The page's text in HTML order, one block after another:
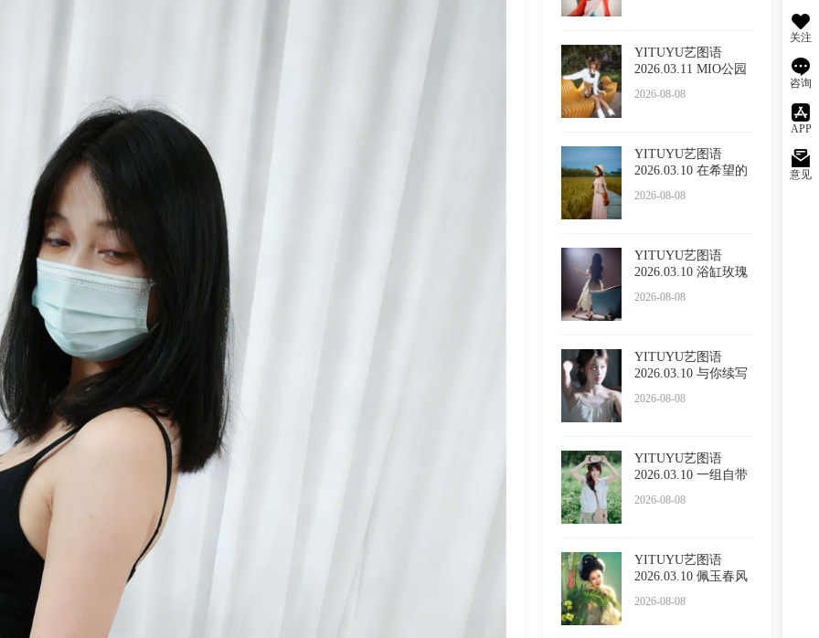
关注
咨询
APP
意见
YITUYU艺图语
2026.03.11 MIO公园
2026-08-08
YITUYU艺图语
2026.03.10 在希望的
2026-08-08
YITUYU艺图语
2026.03.10 浴缸玫瑰
2026-08-08
YITUYU艺图语
2026.03.10 与你续写
2026-08-08
YITUYU艺图语
2026.03.10 一组自带
2026-08-08
YITUYU艺图语
2026.03.10 佩玉春风
2026-08-08